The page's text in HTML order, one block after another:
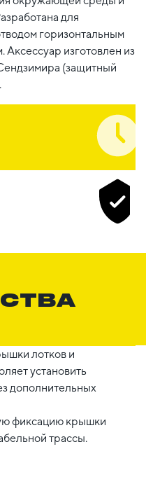
для
горизонтальным
изготовлен из
(защитный
лотков и
установить
дополнительных
фиксацию крышки
трассы.